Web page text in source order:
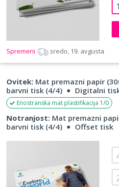
Spremeni sredo, 19. avgusta
Ovitek: Mat premazni papir
barvni tisk (4/4)
Digitalni
Enostranska mat plastifikacija 1/0
Notranjost: Mat premazni
barvni tisk (4/4)
Offset tisk